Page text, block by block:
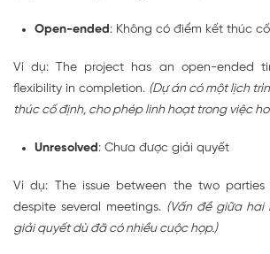
Open-ended: Không có điểm kết thúc
Ví dụ: The project has an open-ended
flexibility in completion. (Dự án có một lịch
thúc cố định, cho phép linh hoạt trong việc
Unresolved: Chưa được giải quyết
Ví dụ: The issue between the two parties
despite several meetings. (Vấn đề giữa hai
giải quyết dù đã có nhiều cuộc họp.)